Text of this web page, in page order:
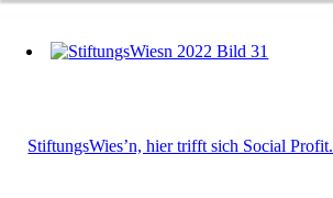
StiftungsWies’n, hier trifft sich Social Profit.